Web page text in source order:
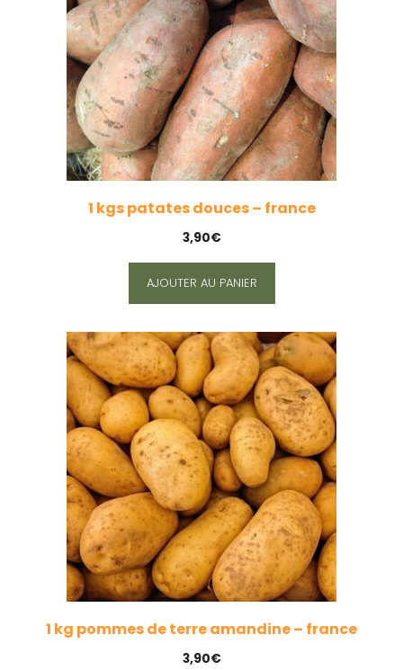
1 kgs patates douces – france
3,90€
AJOUTER AU PANIER
1 kg pommes de terre amandine – france
3,90€